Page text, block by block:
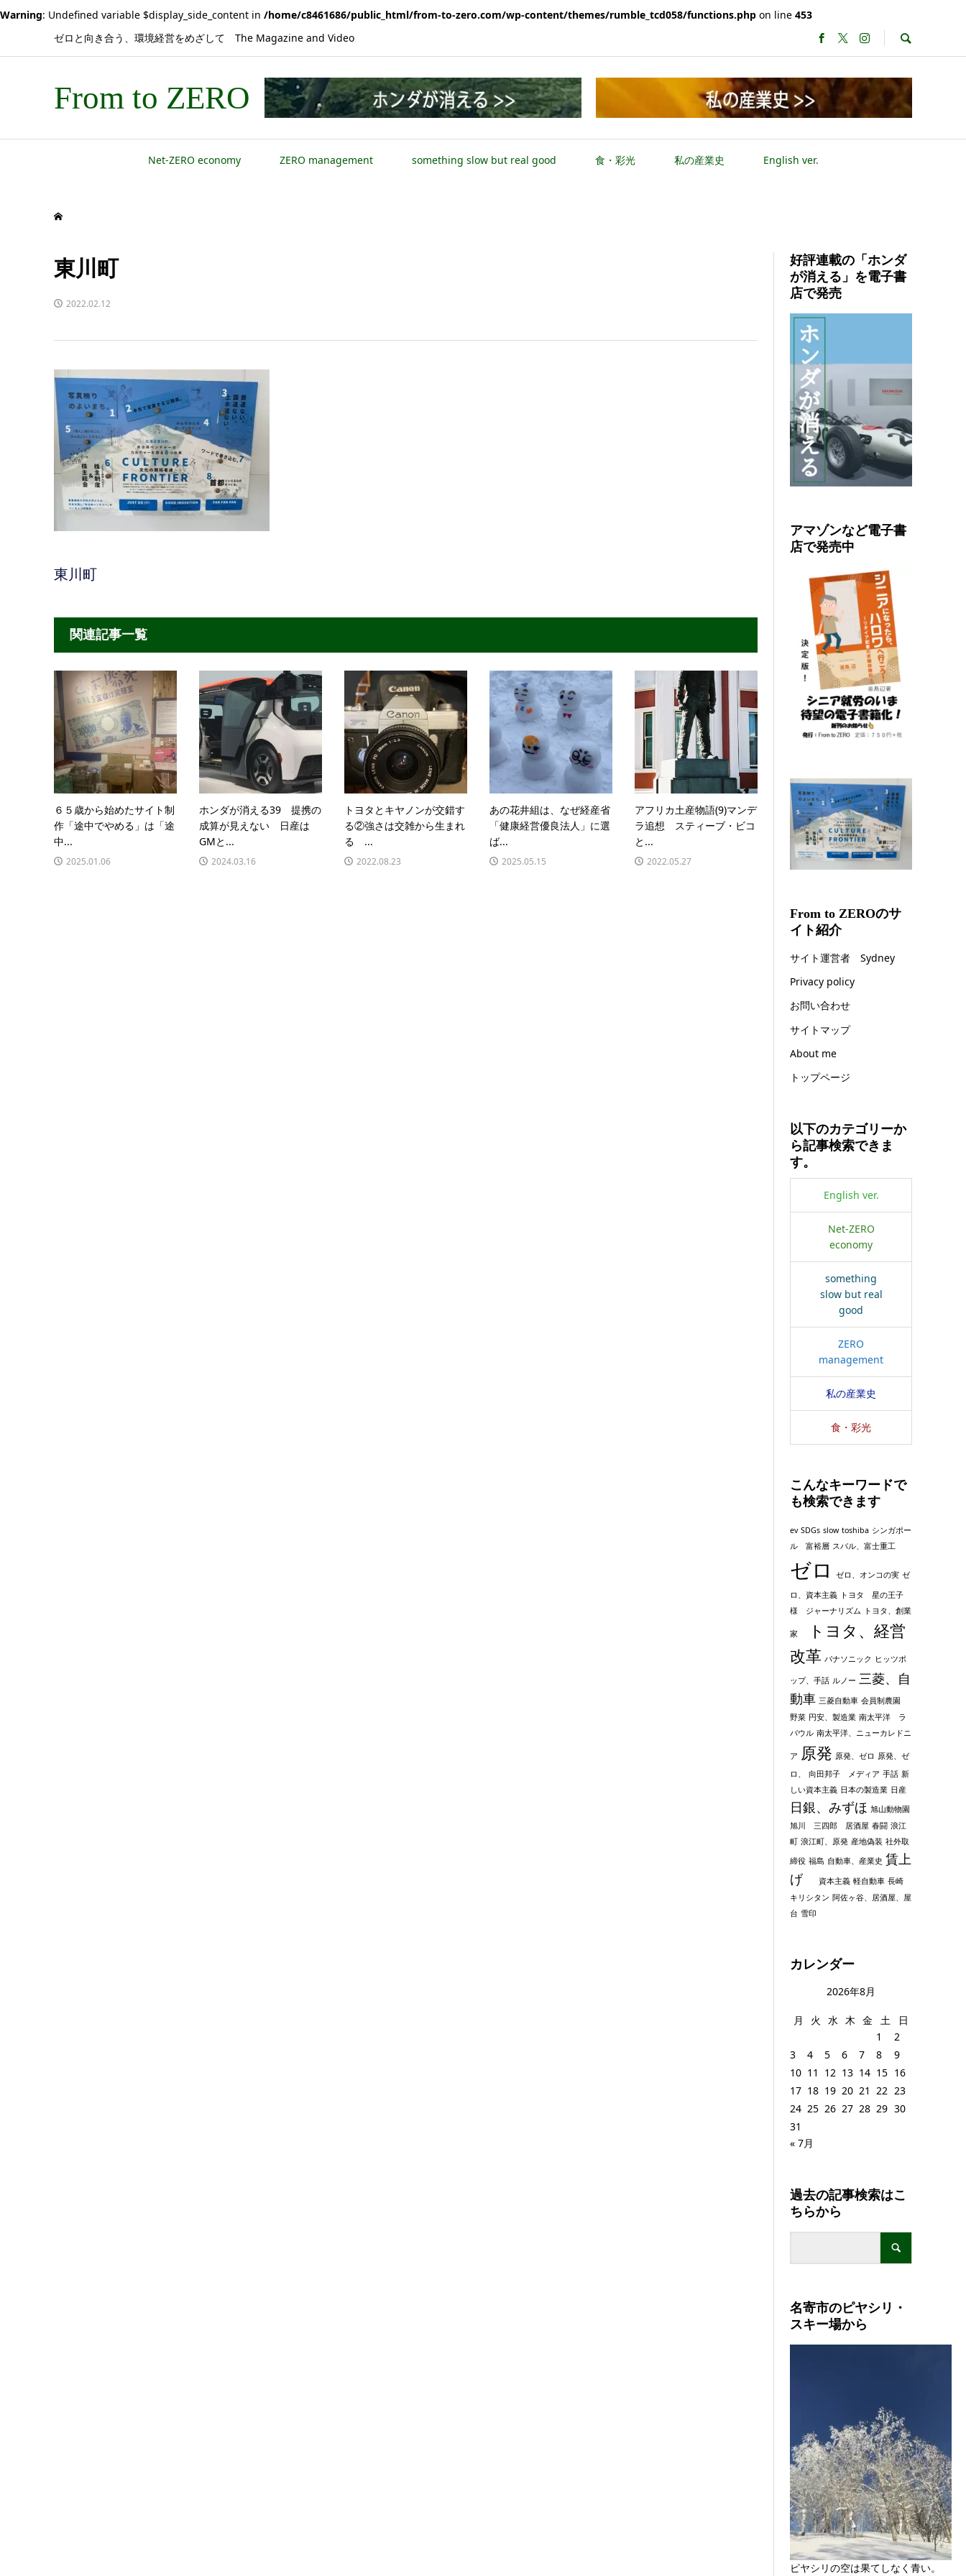
Warning: Undefined variable $display_side_content in /home/c8461686/public_html/from-to-zero.com/wp-content/themes/rumble_tcd058/functions.php on line 453
ゼロと向き合う、環境経営をめざして The Magazine and Video
From to ZERO
Net-ZERO economy ZERO management something slow but real good 食・彩光 私の産業史 English ver.
東川町
2022.02.12
東川町
関連記事一覧
６５歳から始めたサイト制
作「途中でやめる」は「途
中...
2025.01.06
ホンダが消える39 提携の
成算が見えない 日産は
GMと...
2024.03.16
トヨタとキヤノンが交錯す
る②強さは交雑から生まれ
る ...
2022.08.23
あの花井組は、なぜ経産省
「健康経営優良法人」に選
ば...
2025.05.15
アフリカ土産物語(9)マンデ
ラ追想 スティーブ・ビコ
と...
2022.05.27
好評連載の「ホンダ
が消える」を電子書
店で発売
アマゾンなど電子書
店で発売中
From to ZEROのサ
イト紹介
サイト運営者 Sydney
Privacy policy
お問い合わせ
サイトマップ
About me
トップページ
以下のカテゴリーか
ら記事検索できま
す。
English ver.
Net-ZERO
economy
something
slow but real
good
ZERO
management
私の産業史
食・彩光
こんなキーワードで
も検索できます
ev SDGs slow toshiba シンガポー
ル 富裕層 スバル、富士重工
ゼロ ゼロ、オンコの実 ゼ
ロ、資本主義 トヨタ 星の王子
様 ジャーナリズム
トヨタ、創業
家
トヨタ、経営
改革 パナソニック ヒッツポ
ップ、手話 ルノー 三菱、自
動車 三菱自動車 会員制農園
野菜 円安、製造業 南太平洋 ラ
バウル 南太平洋、ニューカレドニ
ア 原発 原発、ゼロ 原発、ゼ
ロ、
向田邦子 メディア 手話 新
しい資本主義 日本の製造業 日産
日銀、みずほ 旭山動物園
旭川 三四郎 居酒屋 春闘 浪江
町 浪江町、原発 産地偽装 社外取
締役 福島 自動車、産業史 賃上
げ
資本主義 軽自動車 長崎
キリシタン 阿佐ヶ谷、居酒屋、屋
台 雪印
カレンダー
2026年8月
月 火 水 木 金 土
日
1
2
3
4 5 6 7 8
9
10 11 12 13 14 15 16
17 18 19 20 21 22 23
24 25 26 27 28 29 30
31
« 7月
過去の記事検索はこ
ちらから
名寄市のピヤシリ・
スキー場から
ピヤシリの空は果てしなく青い。